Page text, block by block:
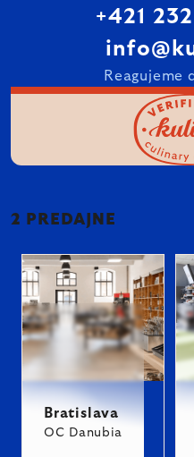
+421
Reagujeme
2 PREDAJNE
Bratislava
OC Danubia